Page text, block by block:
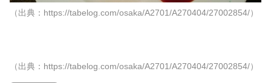
（出典：https://tabelog.com/osaka/A2701/A270404/27002854/）
（出典：https://tabelog.com/osaka/A2701/A270404/27002854/）